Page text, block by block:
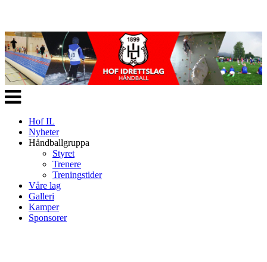
Veksle
navigasjon
Hof IL
Nyheter
Håndballgruppa
Styret
Trenere
Treningstider
Våre lag
Galleri
Kamper
Sponsorer